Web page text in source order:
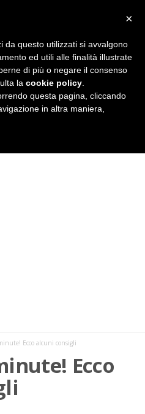
Ecco alcuni consigli
Ecco
×
da questo utilizzati si avvalgono
ed utili alle finalità illustrate
di più o negare il consenso
la cookie policy
questa pagina, cliccando
in altra maniera,